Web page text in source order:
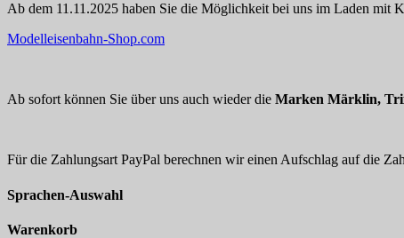
Ab dem 11.11.2025 haben Sie die Möglichkeit bei uns im Laden mit
Modelleisenbahn-Shop.com
Ab sofort können Sie über uns auch wieder die Marken Märklin,
Für die Zahlungsart PayPal berechnen wir einen Aufschlag auf die
Sprachen-Auswahl
Warenkorb